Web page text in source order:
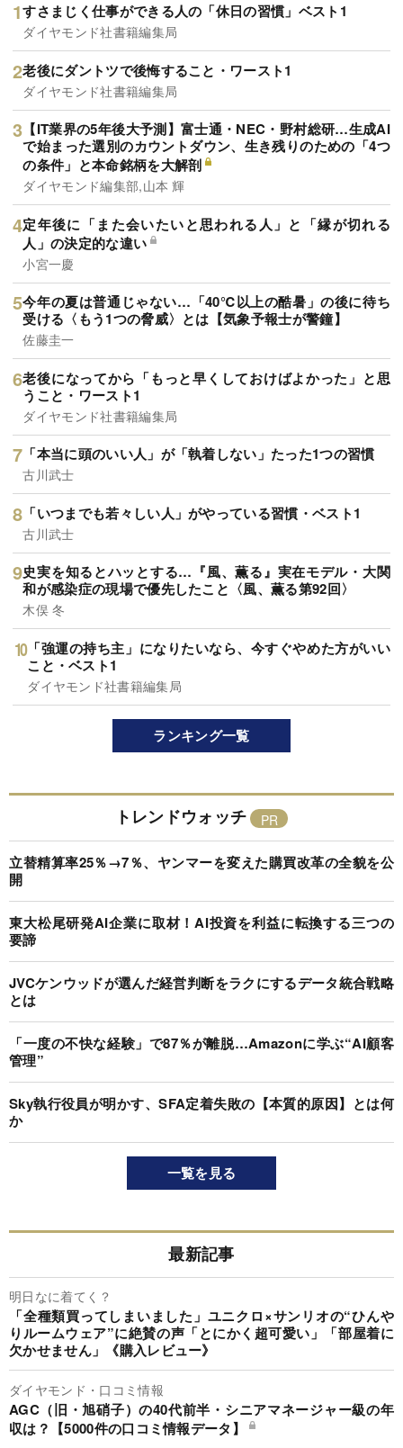
すさまじく仕事ができる人の「休日の習慣」ベスト1
ダイヤモンド社書籍編集局
老後にダントツで後悔すること・ワースト1
ダイヤモンド社書籍編集局
【IT業界の5年後大予測】富士通・NEC・野村総研…生成AI
で始まった選別のカウントダウン、生き残りのための「4つ
の条件」と本命銘柄を大解剖
ダイヤモンド編集部,山本 輝
定年後に「また会いたいと思われる人」と「縁が切れる
人」の決定的な違い
小宮一慶
今年の夏は普通じゃない…「40℃以上の酷暑」の後に待ち
受ける〈もう1つの脅威〉とは【気象予報士が警鐘】
佐藤圭一
老後になってから「もっと早くしておけばよかった」と思
うこと・ワースト1
ダイヤモンド社書籍編集局
「本当に頭のいい人」が「執着しない」たった1つの習慣
古川武士
「いつまでも若々しい人」がやっている習慣・ベスト1
古川武士
史実を知るとハッとする…『風、薫る』実在モデル・大関
和が感染症の現場で優先したこと〈風、薫る第92回〉
木俣 冬
「強運の持ち主」になりたいなら、今すぐやめた方がいい
こと・ベスト1
ダイヤモンド社書籍編集局
ランキング一覧
トレンドウォッチ
立替精算率25％→7％、ヤンマーを変えた購買改革の全貌を公
開
東大松尾研発AI企業に取材！AI投資を利益に転換する三つの
要諦
JVCケンウッドが選んだ経営判断をラクにするデータ統合戦略
とは
「一度の不快な経験」で87％が離脱…Amazonに学ぶ“AI顧客
管理”
Sky執行役員が明かす、SFA定着失敗の【本質的原因】とは何
か
一覧を見る
最新記事
明日なに着てく？
「全種類買ってしまいました」ユニクロ×サンリオの“ひんや
りルームウェア”に絶賛の声「とにかく超可愛い」「部屋着に
欠かせません」《購入レビュー》
ダイヤモンド・口コミ情報
AGC（旧・旭硝子）の40代前半・シニアマネージャー級の年
収は？【5000件の口コミ情報データ】